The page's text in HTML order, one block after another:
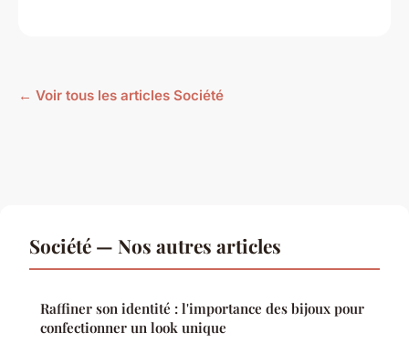
← Voir tous les articles Société
Société — Nos autres articles
Raffiner son identité : l'importance des bijoux pour
confectionner un look unique